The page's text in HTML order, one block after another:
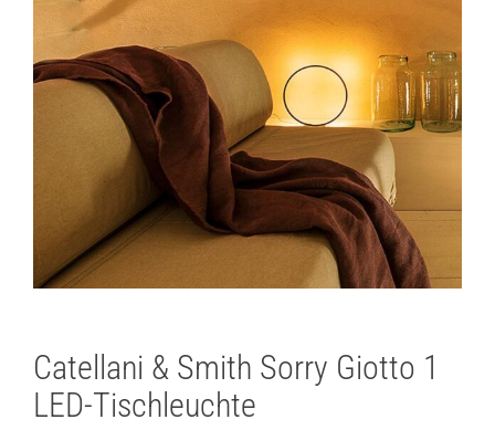
Catellani & Smith Sorry Giotto 1
LED-Tischleuchte